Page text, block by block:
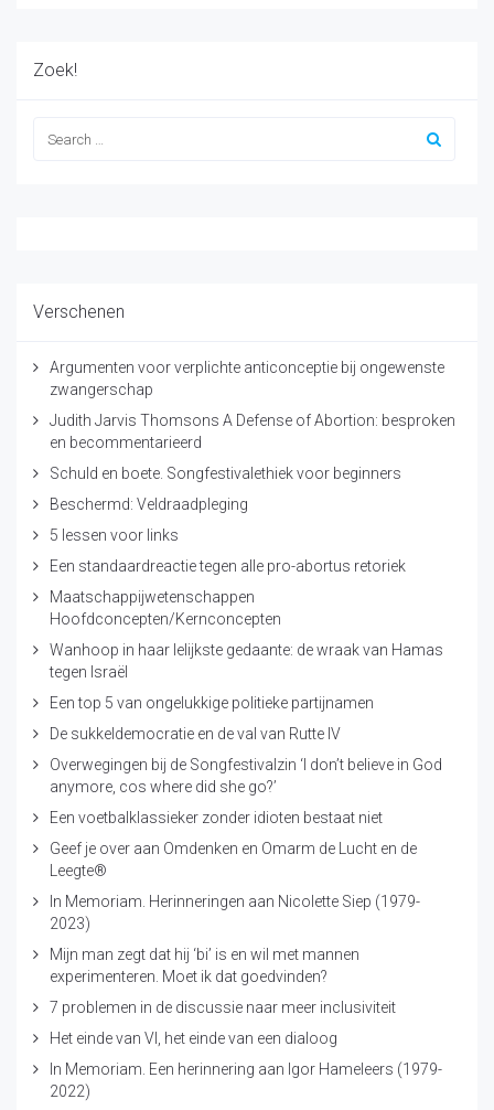
Zoek!
Verschenen
Argumenten voor verplichte anticonceptie bij ongewenste
zwangerschap
Judith Jarvis Thomsons A Defense of Abortion: besproken
en becommentarieerd
Schuld en boete. Songfestivalethiek voor beginners
Beschermd: Veldraadpleging
5 lessen voor links
Een standaardreactie tegen alle pro-abortus retoriek
Maatschappijwetenschappen
Hoofdconcepten/Kernconcepten
Wanhoop in haar lelijkste gedaante: de wraak van Hamas
tegen Israël
Een top 5 van ongelukkige politieke partijnamen
De sukkeldemocratie en de val van Rutte IV
Overwegingen bij de Songfestivalzin ‘I don’t believe in God
anymore, cos where did she go?’
Een voetbalklassieker zonder idioten bestaat niet
Geef je over aan Omdenken en Omarm de Lucht en de
Leegte®
In Memoriam. Herinneringen aan Nicolette Siep (1979-
2023)
Mijn man zegt dat hij ‘bi’ is en wil met mannen
experimenteren. Moet ik dat goedvinden?
7 problemen in de discussie naar meer inclusiviteit
Het einde van VI, het einde van een dialoog
In Memoriam. Een herinnering aan Igor Hameleers (1979-
2022)